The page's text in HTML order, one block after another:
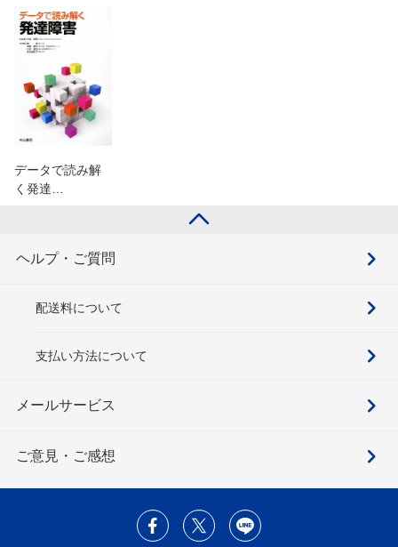
データで読み解
く発達…
ヘルプ・ご質問
配送料について
支払い方法について
メールサービス
ご意見・ご感想